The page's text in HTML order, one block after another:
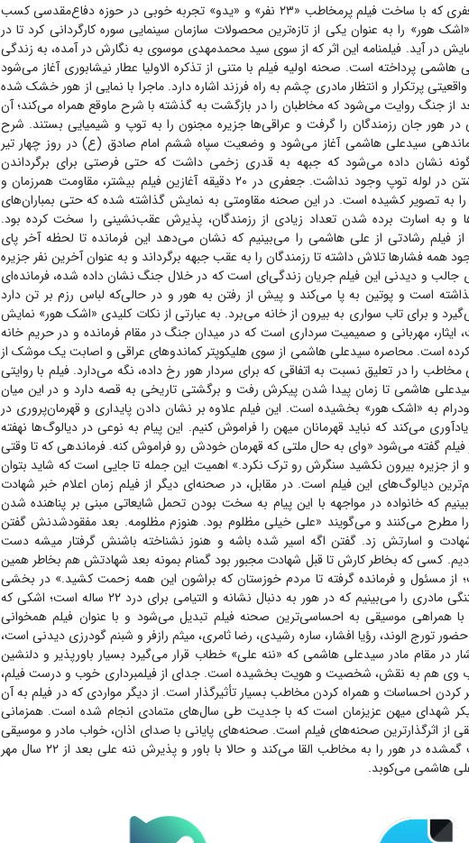
مهدی جعفری که با ساخت فیلم پرمخاطب «۲۳ نفر» و «یدو» تجربه خوبی در حوزه دفاع‌مقدسی کسب
هور» را به عنوان یکی از تازه‌ترین محصولات سازمان سینمایی سوره کارگردانی کرد تا در
در آید. فیلمنامه این اثر که از سوی سید محمدمهدی موسوی به نگارش در آمده، به زندگی
هاشمی پرداخته است. صحنه اولیه فیلم با متنی از تذکره الاولیا عطار نیشابوری آغاز می‌شود
واقعیتی پرتکرار و انتظار مادری چشم به راه فرزند اشاره دارد. ماجرا با نمایی از هور خشک شده
جنگ روایت می‌شود که مخاطبان را در بازگشت به گذشته با شرح ماوقع همراه می‌کند؛ آن
در هور جان رزمندگان را گرفت و عراقی‌ها جزیره مجنون را به توپ و شیمیایی بستند. شرح
سیدعلی هاشمی آغاز می‌شود و وضعیت سپاه ششم امام صادق (ع) در روز چهار تیر
اینگونه نشان داده می‌شود که جبهه به قدری زخمی داشت که حتی فرصتی برای برگرداندن
مجروحان و گلوله گذاشتن در لوله توپ وجود نداشت. جعفری در ۲۰ دقیقه آغازین فیلم بیشتر، مقاومت همرزمان و
به تصویر کشیده است. در این صحنه مقاومتی به نمایش گذاشته شده که حتی بمباران‌های
و به اسارت برده شدن تعداد زیادی از رزمندگان، پذیرش عقب‌نشینی را سخت کرده بود.
فیلم رشادتی از علی هاشمی را می‌بینیم که نشان می‌دهد این فرمانده تا لحظه آخر پای
همه فشار‌ها تلاش داشته تا رزمندگان را به عقب جبهه برگرداند و به عنوان آخرین نفر جزیره
جالب و دیدنی این فیلم جریان زندگی‌ای است که در خلال جنگ نشان داده شده، فرمانده‌ای
است و پوتین به پا می‌کند و پیش از رفتن به هور و در حالی‌که لباس رزم بر تن دارد
و برای تاب سواری به بیرون از خانه می‌برد. به عبارتی از نکات کلیدی «اشک هور» نمایش
ایثار، مهربانی و صمیمیت سرداری است که در میدان جنگ در مقام فرمانده و در حریم خانه
کرده است. محاصره سیدعلی هاشمی از سوی هلیکوپتر کماندو‌های عراقی و اصابت یک موشک از
مخاطب را در تعلیق نسبت به اتفاقی که برای سردار هور رخ داده، نگه می‌دارد. فیلم با روایتی
هاشمی تا زمان پیدا شدن پیکرش رفت و برگشتی تاریخی به قصه دارد و در این میان
به «اشک هور» بخشیده است. این فیلم علاوه بر نشان دادن پایداری و قهرمان‌پروری در
می‌کند که نباید قهرمانان میهن را فراموش کنیم. این پیام به نوعی در دیالوگ‌ها نهفته
گفته می‌شود «وای به حال ملتی که قهرمان خودش رو فراموش کنه. فرماندهی که تا وقتی
جزیره بیرون نکشید سنگرش رو ترک نکرد.» اهمیت این جمله تا جایی است که شاید بتوان
دیالوگ‌های این فیلم است. در مقابل، در صحنه‌ای دیگر از فیلم زمان اعلام خبر شهادت
که خانواده در مواجهه با این پیام به سخت بودن تحمل شایعاتی مبنی بر پناهنده شدن
مطرح می‌کنند و می‌گویند «علی خیلی مظلوم بود. هنوزم مظلومه. بعد مفقودشدنش گفتن
و اسارتش زد. گفتن اگه اسیر شده باشه و هنوز نشناخته باشنش گرفتار میشه دست
کسی که بخاطر کارش تا قبل شهادت مجبور بود گمنام بمونه بعد شهادتش هم بخاطر همین
از مسئول و فرمانده گرفته تا مردم خوزستان که براشون این همه زحمت کشید.» در بخشی
دیگر از «اشک هور» دلتنگی مادری را می‌بینیم که در هور به دنبال نشانه و التیامی برای درد ۲۲ ساله است؛ اشکی که
با همراهی موسیقی به احساسی‌ترین صحنه فیلم تبدیل می‌شود و با عنوان فیلم همخوانی
تورج الوند، رؤیا افشار، ساره رشیدی، رضا ثامری، میثم رازفر و شبنم گودرزی دیدنی است،
در مقام مادر سیدعلی هاشمی که «ننه علی» خطاب قرار می‌گیرد بسیار باورپذیر و دلنشین
وی هم به نقش، شخصیت و هویت بخشیده است. جدای از فیلمبرداری خوب و درست فیلم،
کردن احساسات و همراه کردن مخاطب بسیار تأثیرگذار است. از دیگر مواردی که در فیلم به آن
شهدای میهن عزیزمان است که با جدیت طی سال‌های متمادی انجام شده است. همزمانی
از اثرگذارترین صحنه‌های فیلم است. صحنه‌های پایانی با صدای اذان، خواب مادر و موسیقی
همراه است که بازگشت گمشده در هور را به مخاطب القا می‌کند و حالا با باور و پذیرش ننه علی بعد از ۲۲ سال مهر
هاشمی می‌کوبد.